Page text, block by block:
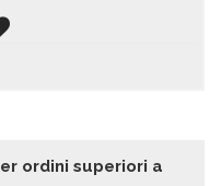
ordini superiori a